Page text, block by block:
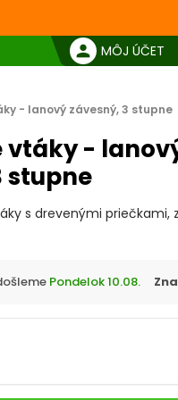
person MÔJ ÚČET
Obľúbené
Pokladňa
- lanový závesný, 3 stupne
vtáky -
stupne
s drevenými priečkami,
Pondelok 10.08.